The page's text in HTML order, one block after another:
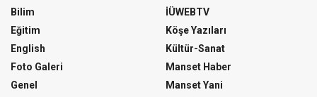
Bilim
Eğitim
English
Foto Galeri
Genel
İÜWEBTV
Köşe Yazıları
Kültür-Sanat
Manset Haber
Manset Yani